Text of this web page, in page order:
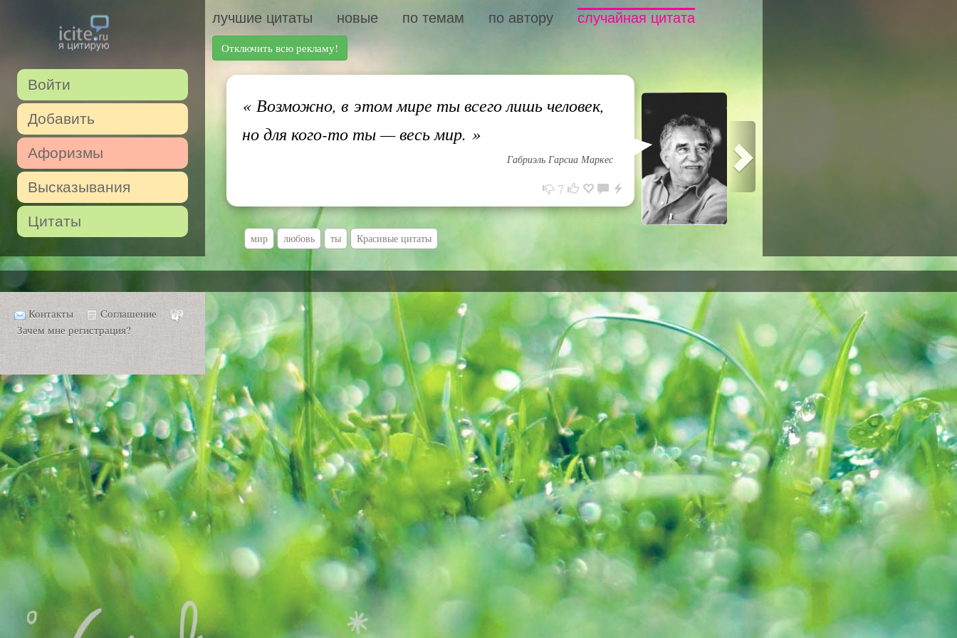
Войти
Добавить
Афоризмы
Высказывания
Цитаты
лучшие цитаты новые по темам по автору случайная цитата
Отключить всю рекламу!
«Возможно, в этом мире ты всего лишь человек,
но для кого-то ты — весь мир. »
Габриэль Гарсиа Маркес
7
мир любовь ты Красивые цитаты
Контакты
Соглашение
Зачем мне регистрация?